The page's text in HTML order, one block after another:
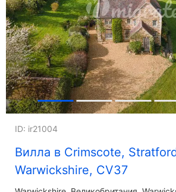
Вилла в Crimscote,
Warwickshire, CV37
ID: ir21004